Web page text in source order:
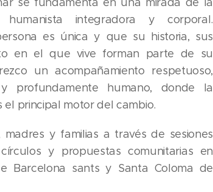
humanista integradora y corporal.
es única y que su historia, sus
en el que vive forman parte de su
un acompañamiento respetuoso,
profundamente humano, donde la
principal motor del cambio.
y familias a través de sesiones
y propuestas comunitarias en
Barcelona sants y Santa Coloma de